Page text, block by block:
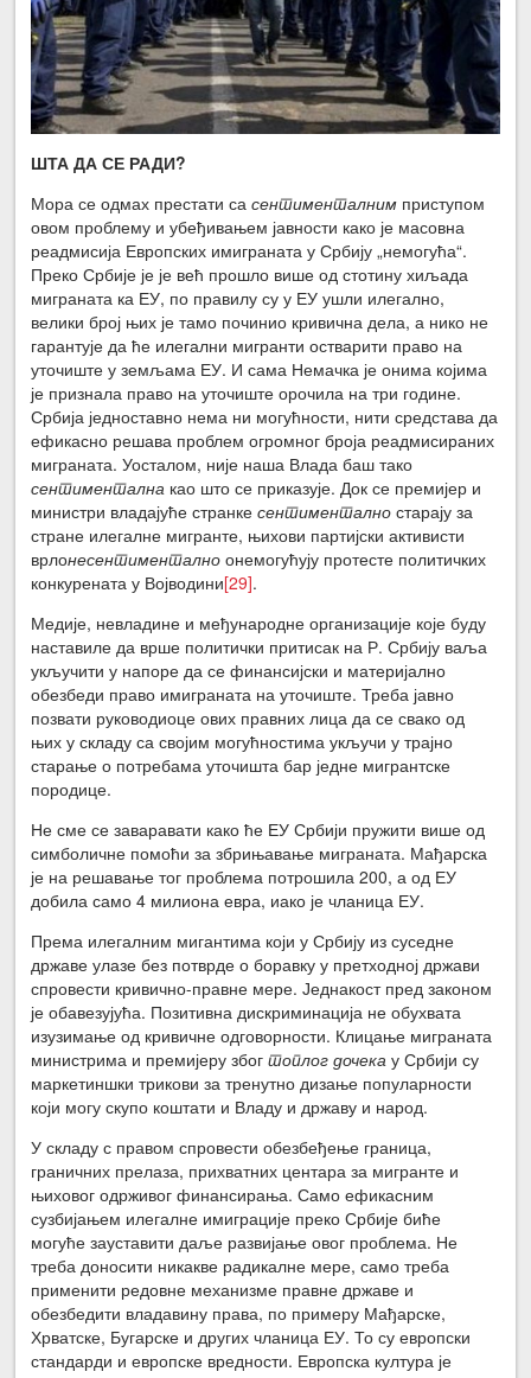
ШТА ДА СЕ РАДИ?
Мора се одмах престати сасентименталним приступом
овом проблему и убеђивањем јавности како је масовна
реадмисија Европских имиграната у Србију „немогућа“.
Преко Србије је је већ прошло више од стотину хиљада
миграната ка ЕУ, по правилу су у ЕУ ушли илегално,
велики број њих је тамо починио кривична дела, а нико не
гарантује да ће илегални мигранти остварити право на
уточиште у земљама ЕУ. И сама Немачка је онима којима
је признала право на уточиште орочила на три године.
Србија једноставно нема ни могућности, нити средстава да
ефикасно решава проблем огромног броја реадмисираних
миграната. Уосталом, није наша Влада баш тако
сентиментална као што се приказује. Док се премијер и
министри владајуће странкесентиментално старају за
стране илегалне мигранте, њихови партијски активисти
врлонесентиментално онемогућују протесте политичких
конкурената у Војводини[29].
Медије, невладине и међународне организације које буду
наставиле да врше политички притисак на Р. Србију ваља
укључити у напоре да се финансијски и материјално
обезбеди право имиграната на уточиште. Треба јавно
позвати руководиоце ових правних лица да се свако од
њих у складу са својим могућностима укључи у трајно
старање о потребама уточишта бар једне мигрантске
породице.
Не сме се заваравати како ће ЕУ Србији пружити више од
симболичне помоћи за збрињавање миграната. Мађарска
је на решавање тог проблема потрошила 200, а од ЕУ
добила само 4 милиона евра, иако је чланица ЕУ.
Према илегалним мигантима који у Србију из суседне
државе улазе без потврде о боравку у претходној држави
спровести кривично-правне мере. Једнакост пред законом
је обавезујућа. Позитивна дискриминација не обухвата
изузимање од кривичне одговорности. Клицање миграната
министрима и премијеру збогтоплог дочека у Србији су
маркетиншки трикови за тренутно дизање популарности
који могу скупо коштати и Владу и државу и народ.
У складу с правом спровести обезбеђење граница,
граничних прелаза, прихватних центара за мигранте и
њиховог одрживог финансирања. Само ефикасним
сузбијањем илегалне имиграције преко Србије биће
могуће зауставити даље развијање овог проблема. Не
треба доносити никакве радикалне мере, само треба
применити редовне механизме правне државе и
обезбедити владавину права, по примеру Мађарске,
Хрватске, Бугарске и других чланица ЕУ. То су европски
стандарди и европске вредности. Европска култура је